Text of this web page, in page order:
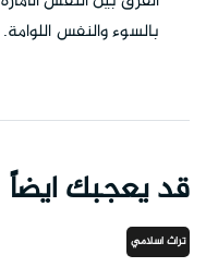
بالسوء والنفس اللوامة.
قد يعجبك ايضاً
تراث اسلامي